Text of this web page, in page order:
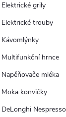
Elektrické grily
Elektrické trouby
Kávomlýnky
Multifunkční hrnce
Napěňovače mléka
Moka konvičky
DeLonghi Nespresso